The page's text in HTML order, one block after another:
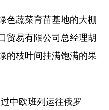
蔬菜育苗基地的大棚
贸易有限公司总经理胡
的枝叶间挂满饱满的果
中欧班列运往俄罗